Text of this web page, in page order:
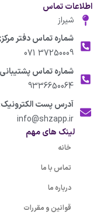
اطلاعات تماس
شیراز
شماره تماس دفتر
37250009 071
شماره تماس
9336650064
آدرس پست الکترونیک
info@shzapp.ir
لینک های مهم
خانه
تماس با ما
درباره ما
قوانین و مقررات